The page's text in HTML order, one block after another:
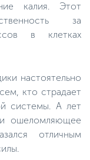
калия. Этот
за
в клетках
настоятельно
кто страдает
системы. А лет
ошеломляющее
отличным